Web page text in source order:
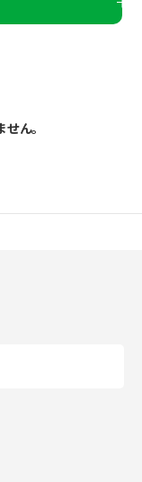
ん。